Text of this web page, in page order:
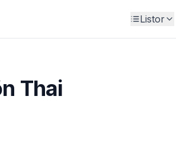
Listor
Thai